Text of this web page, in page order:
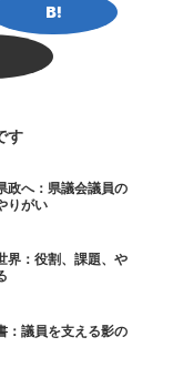
す
政へ：県議会議員の
りがい
界：役割、課題、や
：議員を支える影の